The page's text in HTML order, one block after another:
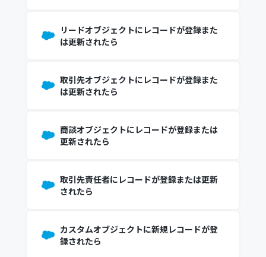
リードオブジェクトにレコードが登録また
は更新されたら
取引先オブジェクトにレコードが登録また
は更新されたら
商談オブジェクトにレコードが登録または
更新されたら
取引先責任者にレコードが登録または更新
されたら
カスタムオブジェクトに新規レコードが登
録されたら